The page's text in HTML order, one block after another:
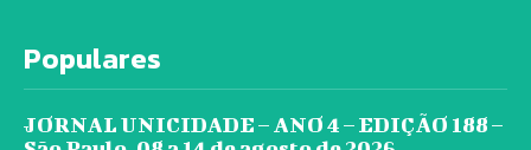
Populares
JORNAL UNICIDADE – ANO 4 – EDIÇÃO 188 –